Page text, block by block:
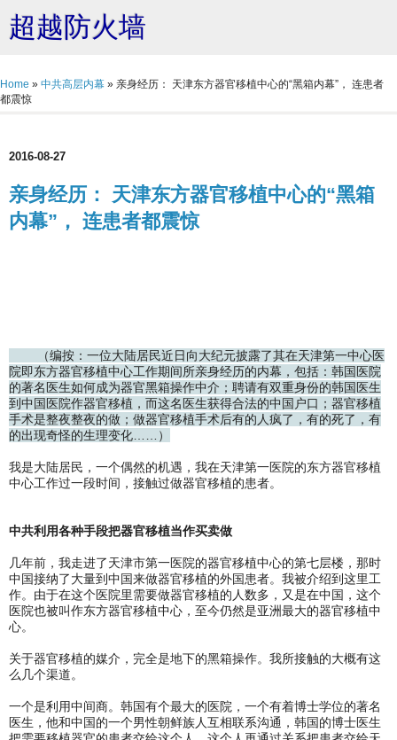
超越防火墙
Home » 中共高层内幕 » 亲身经历： 天津东方器官移植中心的“黑箱内幕”， 连患者
都震惊
2016-08-27
亲身经历： 天津东方器官移植中心的“黑箱
内幕”， 连患者都震惊
（编按：一位大陆居民近日向大纪元披露了其在天津第一中心医
院即东方器官移植中心工作期间所亲身经历的内幕，包括：韩国医院
的著名医生如何成为器官黑箱操作中介；聘请有双重身份的韩国医生
到中国医院作器官移植，而这名医生获得合法的中国户口；器官移植
手术是整夜整夜的做；做器官移植手术后有的人疯了，有的死了，有
的出现奇怪的生理变化……）
我是大陆居民，一个偶然的机遇，我在天津第一医院的东方器官移植
中心工作过一段时间，接触过做器官移植的患者。
中共利用各种手段把器官移植当作买卖做
几年前，我走进了天津市第一医院的器官移植中心的第七层楼，那时
中国接纳了大量到中国来做器官移植的外国患者。我被介绍到这里工
作。由于在这个医院里需要做器官移植的人数多，又是在中国，这个
医院也被叫作东方器官移植中心，至今仍然是亚洲最大的器官移植中
心。
关于器官移植的媒介，完全是地下的黑箱操作。我所接触的大概有这
么几个渠道。
一个是利用中间商。韩国有个最大的医院，一个有着博士学位的著名
医生，他和中国的一个男性朝鲜族人互相联系沟通，韩国的博士医生